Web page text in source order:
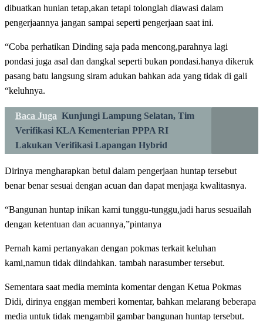
dibuatkan hunian tetap,akan tetapi tolonglah diawasi dalam
pengerjaannya jangan sampai seperti pengerjaan saat ini.
“Coba perhatikan Dinding saja pada mencong,parahnya lagi
pondasi juga asal dan dangkal seperti bukan pondasi.hanya dikeruk
pasang batu langsung siram adukan bahkan ada yang tidak di gali
“keluhnya.
Baca Juga Kunjungi Lampung Selatan, Tim
Verifikasi KLA Kementerian PPPA RI
Lakukan Verifikasi Lapangan Hybrid
Dirinya mengharapkan betul dalam pengerjaan huntap tersebut
benar benar sesuai dengan acuan dan dapat menjaga kwalitasnya.
“Bangunan huntap inikan kami tunggu-tunggu,jadi harus sesuailah
dengan ketentuan dan acuannya,”pintanya
Pernah kami pertanyakan dengan pokmas terkait keluhan
kami,namun tidak diindahkan. tambah narasumber tersebut.
Sementara saat media meminta komentar dengan Ketua Pokmas
Didi, dirinya enggan memberi komentar, bahkan melarang beberapa
media untuk tidak mengambil gambar bangunan huntap tersebut.